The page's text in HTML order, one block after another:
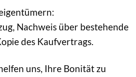
Nachweis über bestehende
des Kaufvertrags.
uns, Ihre Bonität zu